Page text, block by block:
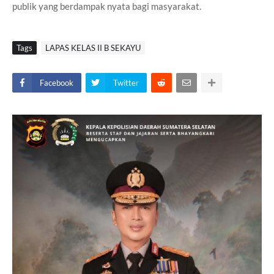
publik yang berdampak nyata bagi masyarakat.
Tags LAPAS KELAS II B SEKAYU
Facebook Twitter